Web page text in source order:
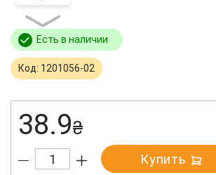
Есть в наличии
Код: 1201056-02
38.9₴
Купить